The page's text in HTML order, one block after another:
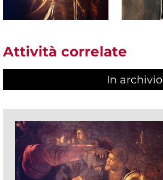
Attività correlate
In archivio